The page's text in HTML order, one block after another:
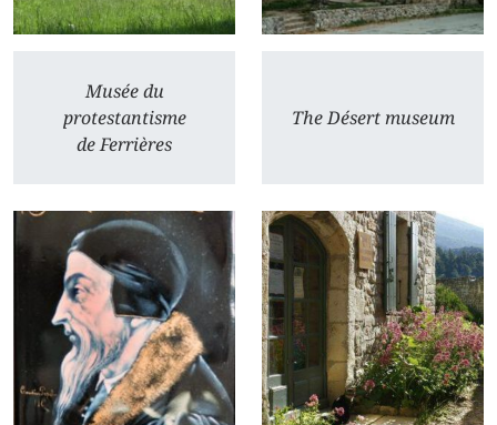
Musée du
protestantisme
de Ferrières
The Désert museum